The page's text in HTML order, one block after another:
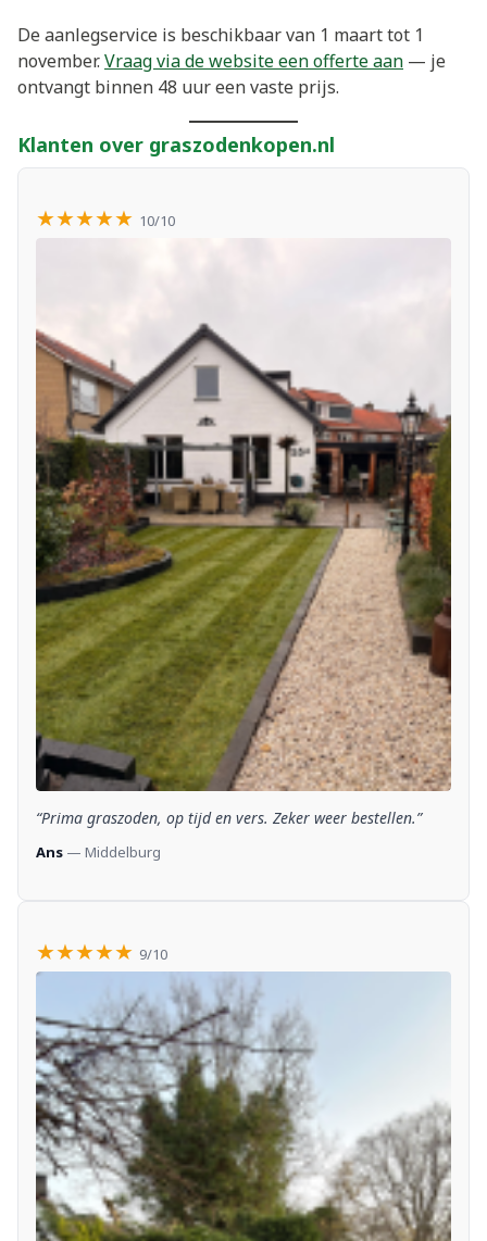
De aanlegservice is beschikbaar van 1 maart tot 1
november.Vraag via de website een offerte aan — je
ontvangt binnen 48 uur een vaste prijs.
Klanten over graszodenkopen.nl
★★★★★ 10/10
“Prima graszoden, op tijd en vers. Zeker weer bestellen.”
Ans — Middelburg
★★★★★ 9/10